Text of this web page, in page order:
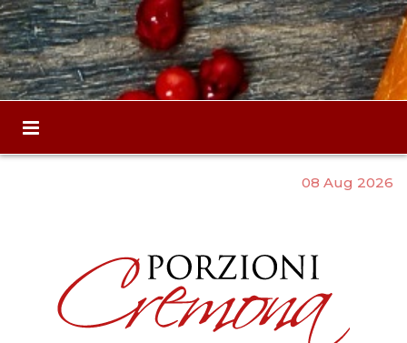
08 Aug 2026